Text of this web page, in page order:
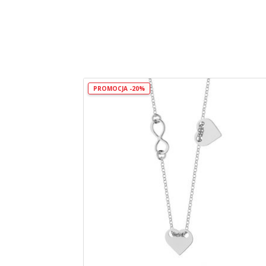
PROMOCJA -20%